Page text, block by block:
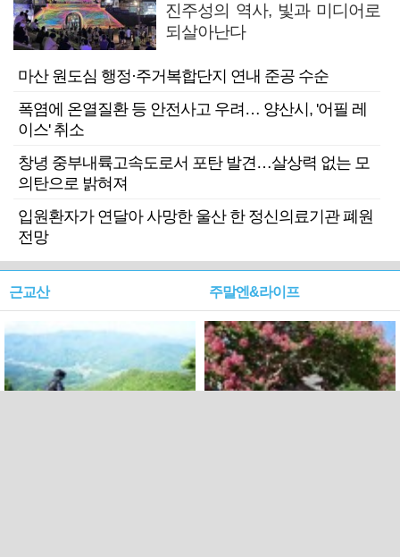
진주성의 역사, 빛과 미디어로
되살아난다
마산 원도심 행정·주거복합단지 연내 준공 수순
폭염에 온열질환 등 안전사고 우려… 양산시, '어필 레
이스' 취소
창녕 중부내륙고속도로서 포탄 발견…살상력 없는 모
의탄으로 밝혀져
입원환자가 연달아 사망한 울산 한 정신의료기관 폐원
전망
근교산 주말엔&라이프